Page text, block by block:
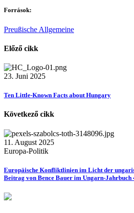
Források:
Preußische Allgemeine
Előző cikk
23. Juni 2025
Ten Little-Known Facts about Hungary
Következő cikk
11. August 2025
Europa-Politik
Europäische Konfliktlinien im Licht der
Beitrag von Bence Bauer im Ungarn-Jahrbuch